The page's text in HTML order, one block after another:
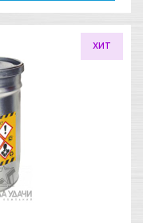
ХИТ